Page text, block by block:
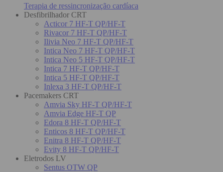
Terapia de ressincronização cardíaca
Desfibrilhador CRT
Acticor 7 HF-T QP/HF-T
Rivacor 7 HF-T QP/HF-T
Ilivia Neo 7 HF-T QP/HF-T
Intica Neo 7 HF-T QP/HF-T
Intica Neo 5 HF-T QP/HF-T
Intica 7 HF-T QP/HF-T
Intica 5 HF-T QP/HF-T
Inlexa 3 HF-T QP/HF-T
Pacemakers CRT
Amvia Sky HF-T QP/HF-T
Amvia Edge HF-T QP
Edora 8 HF-T QP/HF-T
Enticos 8 HF-T QP/HF-T
Enitra 8 HF-T QP/HF-T
Evity 8 HF-T QP/HF-T
Eletrodos LV
Sentus OTW QP